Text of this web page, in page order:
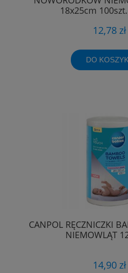
18x25cm
12,78 zł
DO
CANPOL RĘCZNICZKI
NIEMOWLĄT
14,90 zł